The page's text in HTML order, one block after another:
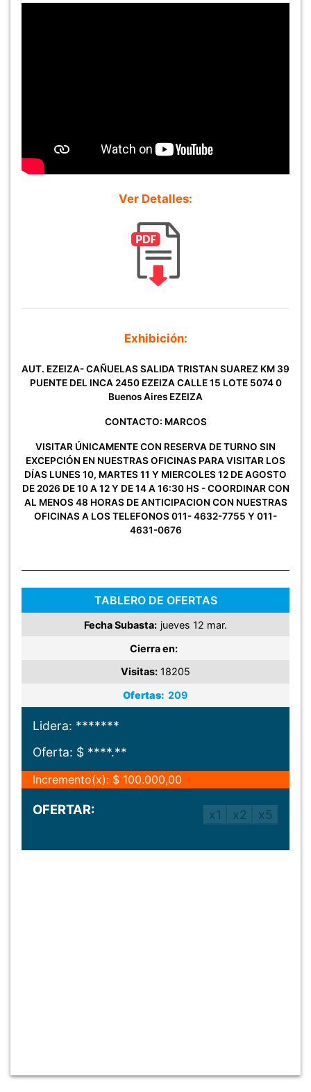
Ver Detalles:
Exhibición:
AUT. EZEIZA- CAÑUELAS SALIDA TRISTAN SUAREZ KM 39
PUENTE DEL INCA 2450 EZEIZA CALLE 15 LOTE 5074 0
Buenos Aires EZEIZA
CONTACTO: MARCOS
VISITAR ÚNICAMENTE CON RESERVA DE TURNO SIN
EXCEPCIÓN EN NUESTRAS OFICINAS PARA VISITAR LOS
DÍAS LUNES 10, MARTES 11 Y MIERCOLES 12 DE AGOSTO
DE 2026 DE 10 A 12 Y DE 14 A 16:30 HS - COORDINAR CON
AL MENOS 48 HORAS DE ANTICIPACION CON NUESTRAS
OFICINAS A LOS TELEFONOS 011- 4632-7755 Y 011-
4631-0676
TABLERO DE OFERTAS
Fecha Subasta: jueves 12 mar.
Cierra en:
Visitas: 18205
Ofertas: 209
Lidera: *******
Oferta: $ ****.**
Incremento(x): $ 100.000,00
OFERTAR: